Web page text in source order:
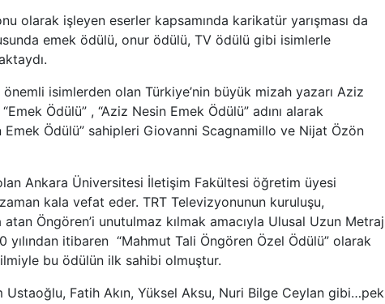
olarak işleyen eserler kapsamında karikatür yarışması da
emek ödülü, onur ödülü, TV ödülü gibi isimlerle
isimlerden olan Türkiye’nin büyük mizah yazarı Aziz
Ödülü” , “Aziz Nesin Emek Ödülü” adını alarak
Emek Ödülü” sahipleri Giovanni Scagnamillo ve Nijat Özön
Ankara Üniversitesi İletişim Fakültesi öğretim üyesi
kala vefat eder. TRT Televizyonunun kuruluşu,
Öngören’i unutulmaz kılmak amacıyla Ulusal Uzun Metraj
yılından itibaren “Mahmut Tali Öngören Özel Ödülü” olarak
bu ödülün ilk sahibi olmuştur.
Fatih Akın, Yüksel Aksu, Nuri Bilge Ceylan gibi…pek